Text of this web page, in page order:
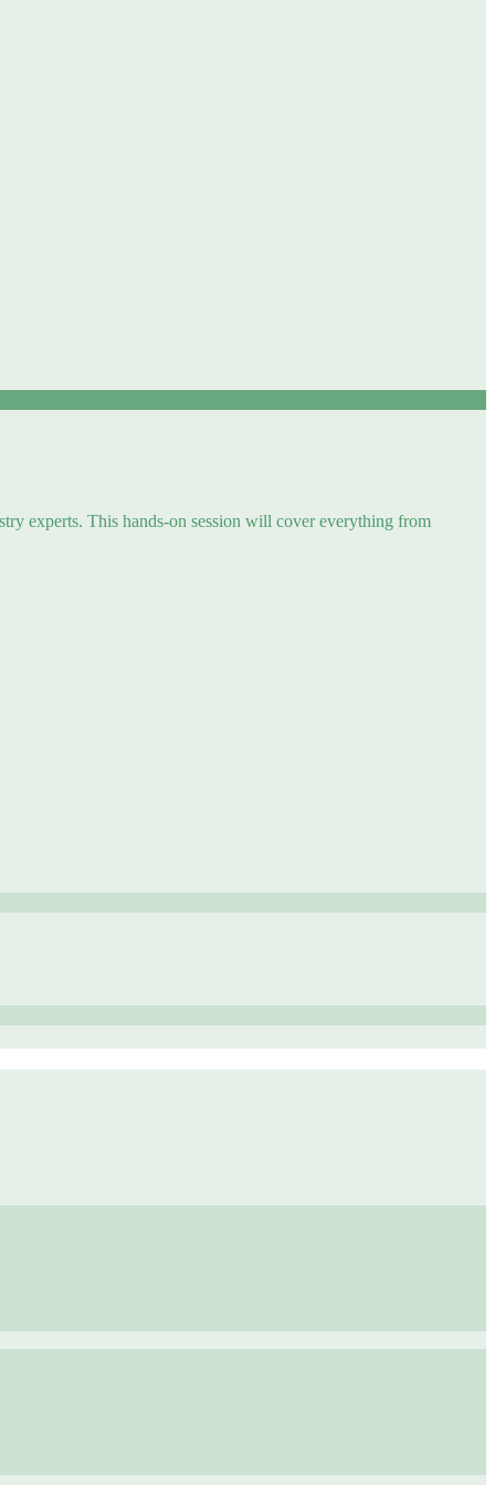
experts. This hands-on session will cover everything from